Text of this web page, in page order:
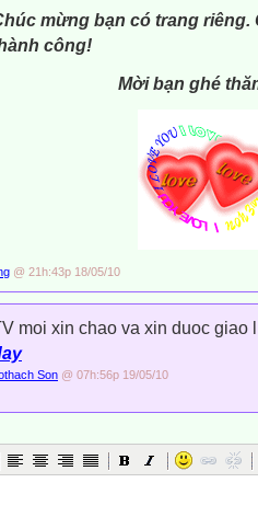
mừng bạn có trang riêng.
công!
Mời bạn ghé
@ 21h:43p 18/05/10
moi xin chao va xin duoc giao
Son @ 07h:56p 19/05/10